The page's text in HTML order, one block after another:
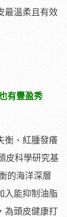
最溫柔且有效
有豐盈秀
衡、紅腫發癢
皮科學研究基
的海洋深層
入能抑制油脂
為頭皮健康打